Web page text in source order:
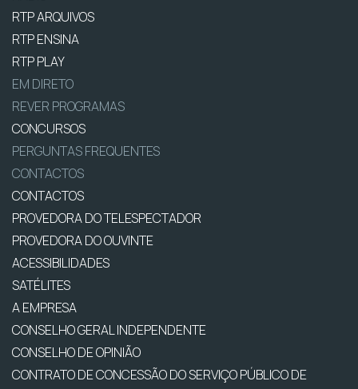
RTP ARQUIVOS
RTP ENSINA
RTP PLAY
EM DIRETO
REVER PROGRAMAS
CONCURSOS
PERGUNTAS FREQUENTES
CONTACTOS
CONTACTOS
PROVEDORA DO TELESPECTADOR
PROVEDORA DO OUVINTE
ACESSIBILIDADES
SATÉLITES
A EMPRESA
CONSELHO GERAL INDEPENDENTE
CONSELHO DE OPINIÃO
CONTRATO DE CONCESSÃO DO SERVIÇO PÚBLICO DE